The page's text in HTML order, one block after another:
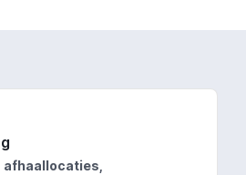
afhaallocaties,